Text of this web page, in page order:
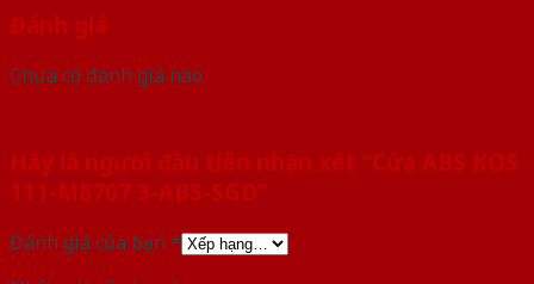
Đánh giá
Chưa có đánh giá nào.
Hãy là người đầu tiên nhận xét “Cửa ABS KOS
111-M8707 3-ABS-SGD”
Đánh giá của bạn *